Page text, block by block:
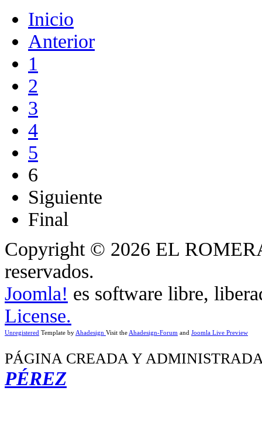
Inicio
Anterior
1
2
3
4
5
6
Siguiente
Final
Copyright © 2026 EL
reservados.
Joomla! es software libre,
License.
Unregistered Template byAhadesign Visit theAhadesign-Forum and Joomla Live Preview
PÁGINA CREADA Y
PÉREZ